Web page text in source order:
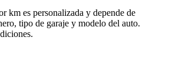
km es personalizada y depende de
tipo de garaje y modelo del auto.